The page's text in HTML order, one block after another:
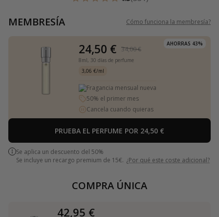
MEMBRESÍA Cómo funciona la membresía?
AHORRAS 43%
24,50 € 34,00 €
8ml, 30 días de perfume
3,06 €/ml
Fragancia mensual nueva
50% el primer mes
Cancela cuando quieras
PRUEBA EL PERFUME POR 24,50 €
Se aplica un descuento del 50%
Se incluye un recargo premium de 15€. ¿Por qué este coste adicional?
COMPRA ÚNICA
42,95 €